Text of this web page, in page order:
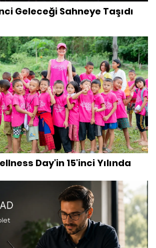
Geleceği Sahneye Taşıdı
Day'in 15'inci Yılında